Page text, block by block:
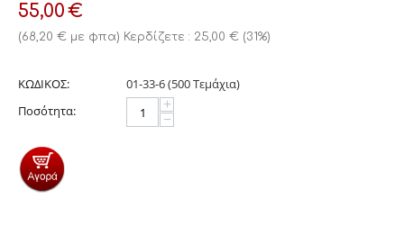
55,00€
(68,20 € με φπα) Κερδίζετε : 25,00 € (31%)
ΚΩΔΙΚΟΣ:
01-33-6 (500 Τεμάχια)
Ποσότητα:
+
−